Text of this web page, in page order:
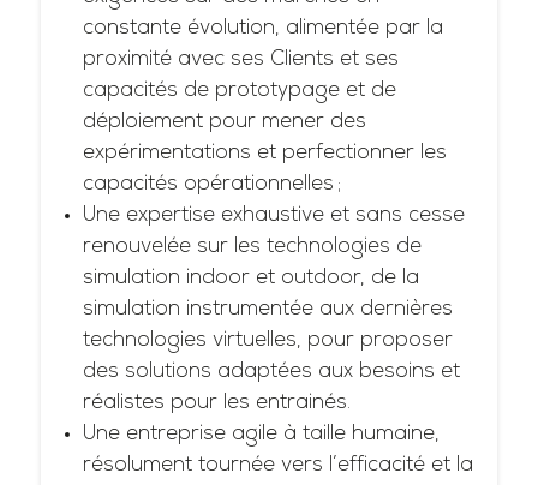
constante évolution, alimentée par la
proximité avec ses Clients et ses
capacités de prototypage et de
déploiement pour mener des
expérimentations et perfectionner les
capacités opérationnelles ;
Une expertise exhaustive et sans cesse
renouvelée sur les technologies de
simulation indoor et outdoor, de la
simulation instrumentée aux dernières
technologies virtuelles, pour proposer
des solutions adaptées aux besoins et
réalistes pour les entrainés.
Une entreprise agile à taille humaine,
résolument tournée vers l’efficacité et la